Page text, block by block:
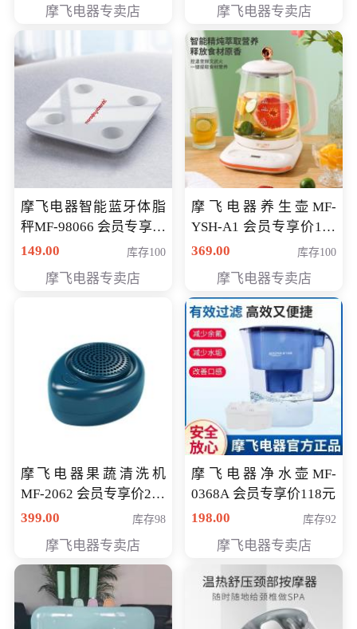
摩飞电器专卖店 摩飞电器专卖店
摩飞电器智能蓝牙体脂
秤MF-98066 会员专享价
98元
149.00 库存100
摩飞电器专卖店
摩飞电器养生壶MF-
YSH-A1 会员专享价198
元
369.00 库存100
摩飞电器专卖店
摩飞电器果蔬清洗机
MF-2062 会员专享价268
元
399.00 库存98
摩飞电器专卖店
摩飞电器净水壶MF-
0368A 会员专享价118元
198.00
库存92
摩飞电器专卖店